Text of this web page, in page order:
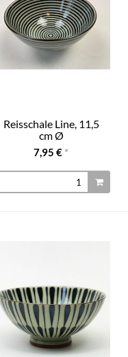
Reisschale Line, 11,5
cm Ø
7,95 € *